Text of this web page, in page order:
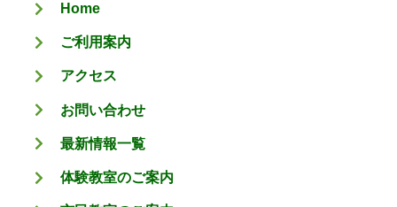
ー
Home
ご利用案内
アクセス
お問い合わせ
最新情報一覧
体験教室のご案内